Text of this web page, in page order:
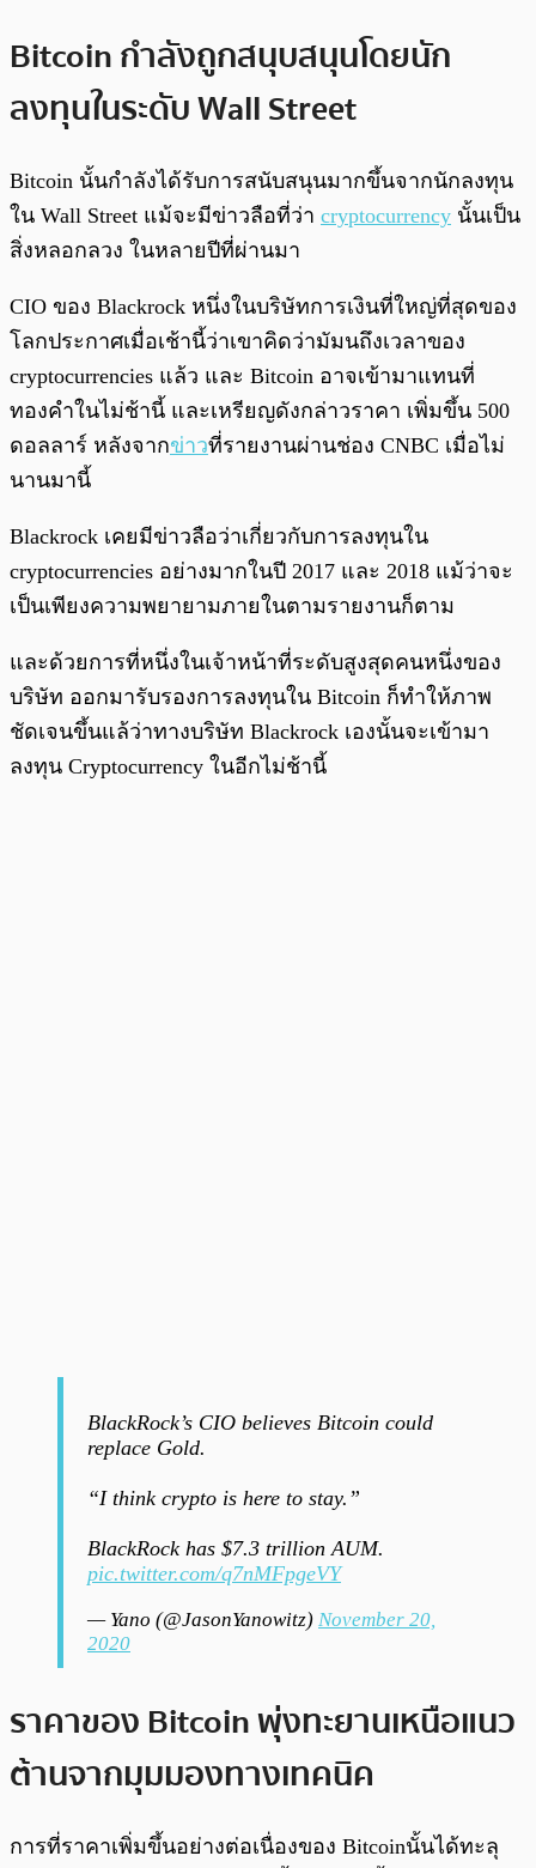
Bitcoin กำลังถูกสนุบสนุนโดยนัก
ลงทุนในระดับ Wall Street
Bitcoin นั้นกำลังได้รับการสนับสนุนมากขึ้นจากนักลงทุน
ใน Wall Street แม้จะมีข่าวลือที่ว่า cryptocurrency นั้นเป็น
สิ่งหลอกลวง ในหลายปีที่ผ่านมา
CIO ของ Blackrock หนึ่งในบริษัทการเงินที่ใหญ่ที่สุดของ
โลกประกาศเมื่อเช้านี้ว่าเขาคิดว่ามัมนถึงเวลาของ
cryptocurrencies แล้ว และ Bitcoin อาจเข้ามาแทนที่
ทองคำในไม่ช้านี้ และเหรียญดังกล่าวราคา เพิ่มขึ้น 500
ดอลลาร์ หลังจากข่าวที่รายงานผ่านช่อง CNBC เมื่อไม่
นานมานี้
Blackrock เคยมีข่าวลือว่าเกี่ยวกับการลงทุนใน
cryptocurrencies อย่างมากในปี 2017 และ 2018 แม้ว่าจะ
เป็นเพียงความพยายามภายในตามรายงานก็ตาม
และด้วยการที่หนึ่งในเจ้าหน้าที่ระดับสูงสุดคนหนึ่งของ
บริษัท ออกมารับรองการลงทุนใน Bitcoin ก็ทำให้ภาพ
ชัดเจนขึ้นแล้ว่าทางบริษัท Blackrock เองนั้นจะเข้ามา
ลงทุน Cryptocurrency ในอีกไม่ช้านี้
BlackRock’s CIO believes Bitcoin could
replace Gold.
“I think crypto is here to stay.”
BlackRock has $7.3 trillion AUM.
pic.twitter.com/q7nMFpgeVY
— Yano (@JasonYanowitz) November 20,
2020
ราคาของ Bitcoin พุ่งทะยานเหนือแนว
ต้านจากมุมมองทางเทคนิค
การที่ราคาเพิ่มขึ้นอย่างต่อเนื่องของ Bitcoinนั้นได้ทะลุ